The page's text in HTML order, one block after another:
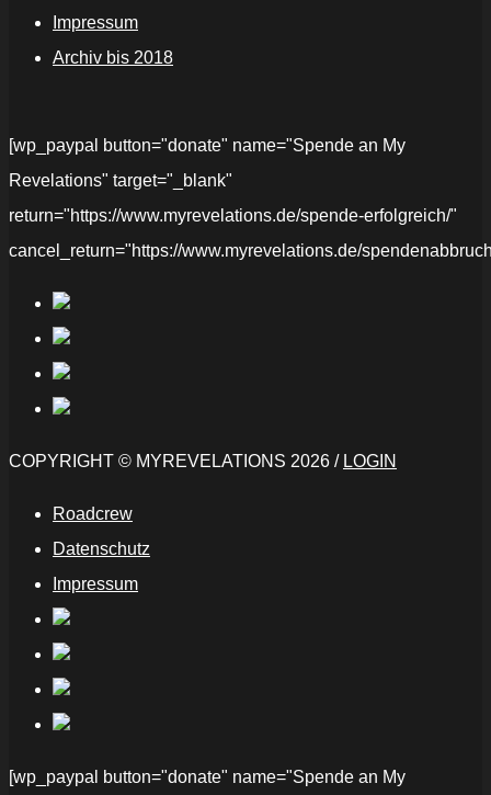
Impressum
Archiv bis 2018
[wp_paypal button="donate" name="Spende an My
Revelations" target="_blank"
return="https://www.myrevelations.de/spende-erfolgreich/"
cancel_return="https://www.myrevelations.de/
COPYRIGHT © MYREVELATIONS 2026 / LOGIN
Roadcrew
Datenschutz
Impressum
[wp_paypal button="donate" name="Spende an My